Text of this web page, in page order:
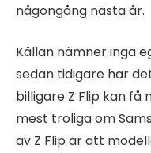
någongång nästa år.
Källan nämner inga
sedan tidigare har
billigare Z Flip kan få
mest troliga om
av Z Flip är att